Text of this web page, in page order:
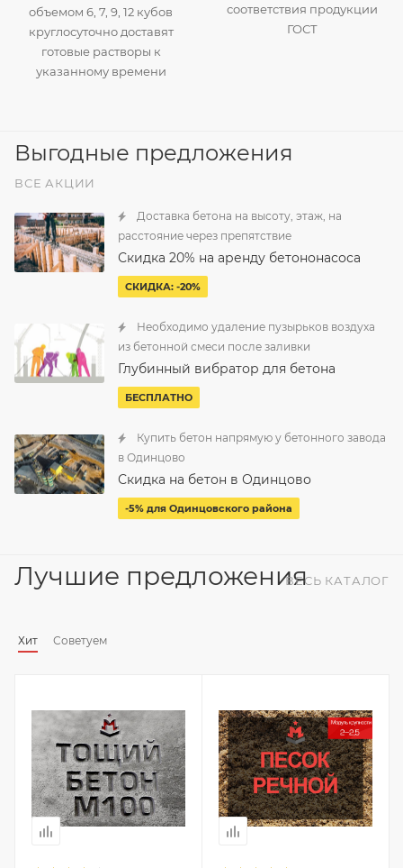
объемом 6, 7, 9, 12 кубов
круглосуточно доставят
готовые растворы к
указанному времени
соответствия продукции
ГОСТ
Выгодные предложения
ВСЕ АКЦИИ
Доставка бетона на высоту, этаж, на
расстояние через препятствие
Скидка 20% на аренду бетононасоса
СКИДКА: -20%
Необходимо удаление пузырьков воздуха
из бетонной смеси после заливки
Глубинный вибратор для бетона
БЕСПЛАТНО
Купить бетон напрямую у бетонного завода
в Одинцово
Скидка на бетон в Одинцово
-5% для Одинцовского района
Лучшие предложения
Хит Советуем
ВЕСЬ КАТАЛОГ